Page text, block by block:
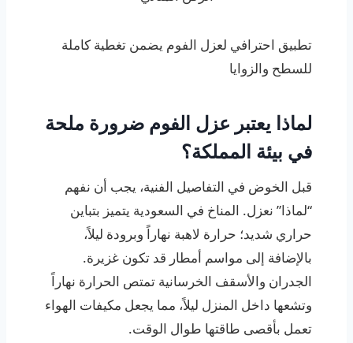
تطبيق احترافي لعزل الفوم يضمن تغطية كاملة
للسطح والزوايا
لماذا يعتبر عزل الفوم ضرورة ملحة
في بيئة المملكة؟
قبل الخوض في التفاصيل الفنية، يجب أن نفهم
“لماذا” نعزل. المناخ في السعودية يتميز بتباين
حراري شديد؛ حرارة لاهبة نهاراً وبرودة ليلاً،
بالإضافة إلى مواسم أمطار قد تكون غزيرة.
الجدران والأسقف الخرسانية تمتص الحرارة نهاراً
وتشعها داخل المنزل ليلاً، مما يجعل مكيفات الهواء
تعمل بأقصى طاقتها طوال الوقت.